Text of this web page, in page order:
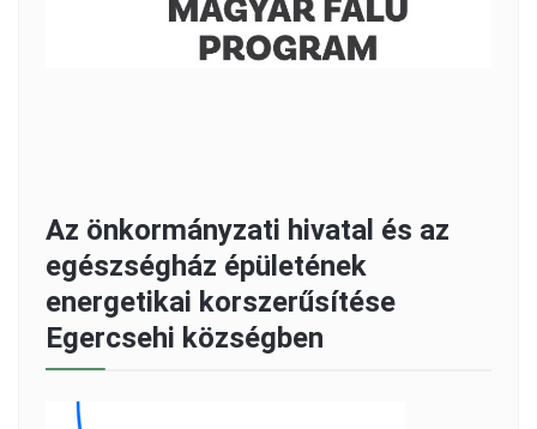
Az önkormányzati hivatal és az
egészségház épületének
energetikai korszerűsítése
Egercsehi községben